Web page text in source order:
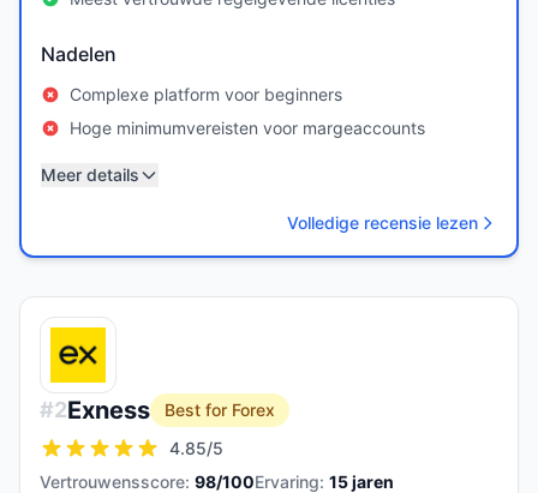
Nadelen
Complexe platform voor beginners
Hoge minimumvereisten voor margeaccounts
Meer details
Volledige recensie lezen
#2Exness
Best for Forex
4.85/5
Vertrouwensscore: 98/100Ervaring: 15jaren